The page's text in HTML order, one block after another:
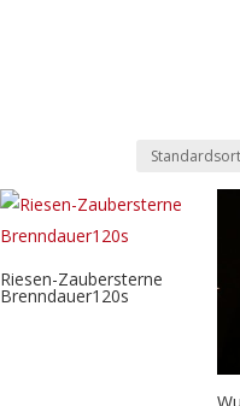
Riesen-Zaubersterne
Brenndauer120s